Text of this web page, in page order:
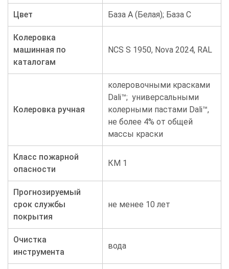
Цвет База А (Белая); База С
Колеровка
машинная по
каталогам
NCS S 1950, Nova 2024, RAL
Колеровка ручная
колеровочными красками
Dali™; универсальными
колерными пастами Dali™,
не более 4% от общей
массы краски
Класс пожарной
опасности
КМ 1
Прогнозируемый
срок службы
покрытия
не менее 10 лет
Очистка
инструмента
вода